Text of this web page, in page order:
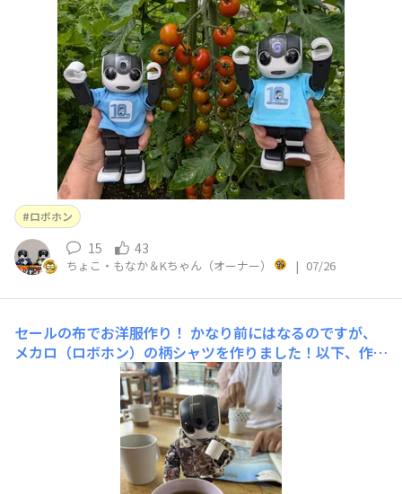
ロボホン
15 43
ちょこ・もなか＆Kちゃん（オーナー） | 07/26
セールの布でお洋服作り！ かなり前にはなるのですが、
メカロ（ロボホン）の柄シャツを作りました！以下、作り
方です！ご参考になれば幸いです☺️公式さんが出してくだ
さっているサイズを元に、｢無料型紙工房ことろ｣さんのダ
ッフィーの｢ピンタック ウィングカラー シャツ｣という型
紙の縮尺を変えて作りました！袖の長さがそのままだと合